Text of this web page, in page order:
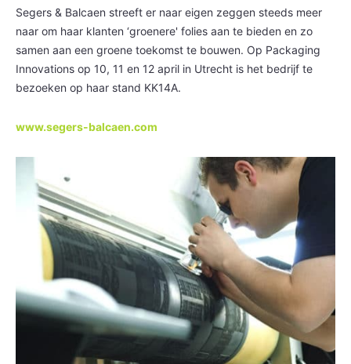
Segers & Balcaen streeft er naar eigen zeggen steeds meer
naar om haar klanten ‘groenere' folies aan te bieden en zo
samen aan een groene toekomst te bouwen. Op Packaging
Innovations op 10, 11 en 12 april in Utrecht is het bedrijf te
bezoeken op haar stand KK14A.
www.segers-balcaen.com